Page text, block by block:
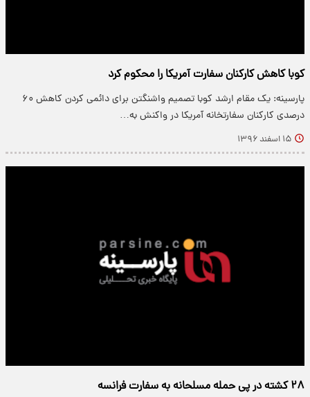
کوبا کاهش کارکنان سفارت آمریکا را محکوم کرد
پارسینه: یک مقام ارشد کوبا تصمیم واشنگتن برای دائمی کردن کاهش ۶۰
درصدی کارکنان سفارتخانه آمریکا در واکنش به…
۱۵ اسفند ۱۳۹۶
۲۸ کشته در پی حمله مسلحانه به سفارت فرانسه